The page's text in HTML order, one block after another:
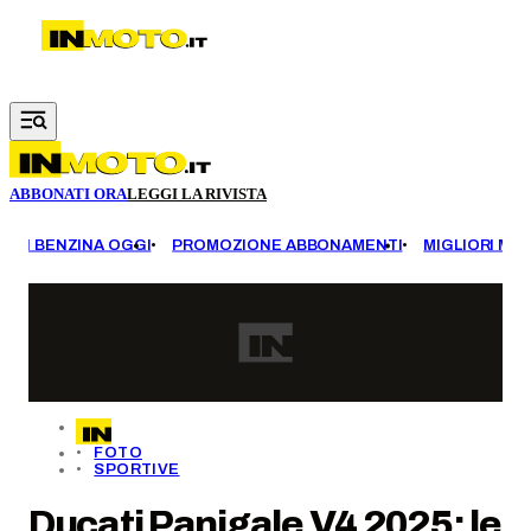
Vai al contenuto principale
ABBONATI ORALEGGI LA RIVISTA
BENZINA OGGI PROMOZIONE ABBONAMENTI MIGLIORI
FOTO
SPORTIVE